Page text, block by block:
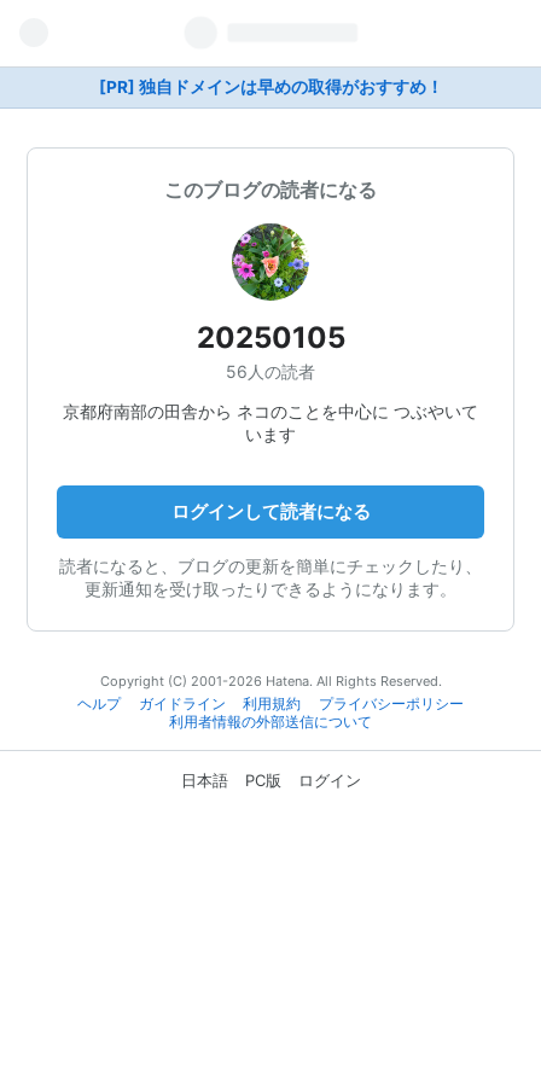
[PR] 独自ドメインは早めの取得がおすすめ！
このブログの読者になる
20250105
56人の読者
京都府南部の田舎から ネコのことを中心に つぶやいて
います
ログインして読者になる
読者になると、ブログの更新を簡単にチェックしたり、
更新通知を受け取ったりできるようになります。
Copyright (C) 2001-2026 Hatena. All Rights Reserved.
ヘルプ
ガイドライン 利用規約
プライバシーポリシー
利用者情報の外部送信について
日本語 PC版 ログイン